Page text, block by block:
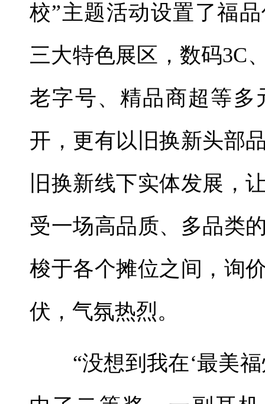
校”主题活动设置了福
三大特色展区，数码3C
老字号、精品商超等
开，更有以旧换新头部
旧换新线下实体发展，
受一场高品质、多品类
梭于各个摊位之间，询
伏，气氛热烈。
“没想到我在‘最美福